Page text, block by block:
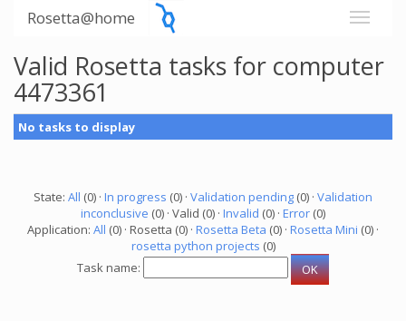
Rosetta@home
Valid Rosetta tasks for computer
4473361
No tasks to display
State: All (0) · In progress (0) · Validation pending (0) · Validation
inconclusive (0) · Valid (0) · Invalid (0) · Error (0)
Application: All (0) · Rosetta (0) · Rosetta Beta (0) · Rosetta Mini (0) ·
rosetta python projects (0)
Task name: